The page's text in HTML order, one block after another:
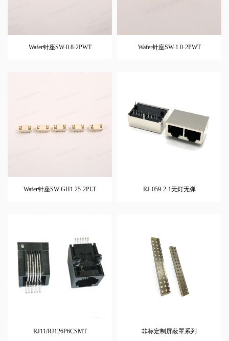
Wafer针座SW-0.8-2PWT Wafer针座SW-1.0-2PWT
Wafer针座SW-GH1.25-2PLT RJ-059-2-1无灯无弹
RJ11/RJ126P6CSMT 非标定制屏蔽罩系列